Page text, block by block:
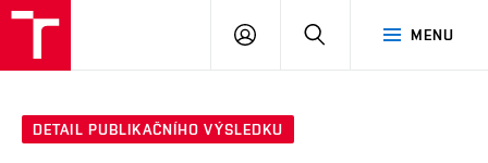
MENU
PŘIHLÁSIT
DETAIL PUBLIKAČNÍHO VÝSLEDKU